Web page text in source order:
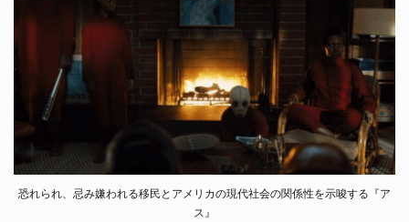
恐れられ、忌み嫌われる移民とアメリカの現代社会の関係性を示唆する『ア
ス』